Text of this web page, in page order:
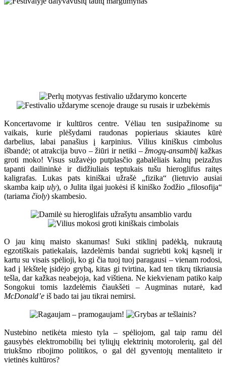
Koncertavome ir kultūros centre. Vėliau ten susipažinome su
vaikais, kurie plėšydami raudonas popieriaus skiautes kūrė
darbelius, labai panašius į karpinius. Vilius kiniškus cimbolus
išbandė; ot atrakcija buvo – žiūri ir netiki –žmogų-ansamblįkažkas
groti moko! Visus sužavėjo putplasčio gabalėliais kalnų peizažus
tapanti dailininkė ir didžiuliais teptukais tušu hieroglifus raitęs
kaligrafas. Lukas pats kiniškai užrašė „fizika“ (lietuvio ausiai
skamba kaip uly), o Julita ilgai juokėsi iš kiniško žodžio „filosofija“
(tariama čioly) skambesio.
O jau kinų maisto skanumas! Suki stiklinį padėklą, nukrautą
egzotiškais patiekalais, lazdelėmis bandai sugriebti kokį kąsnelį ir
kartu su visais spėlioji, ko gi čia tuoj tuoj paragausi – vienam rodosi,
kad į lėkštelę įsidėjo grybą, kitas gi tvirtina, kad ten tikrų tikriausia
tešla, dar kažkas neabejoja, kad vištiena. Ne kiekvienam patiko kaip
Songokui tomis lazdelėmis čiaukšėti – Augminas nutarė, kad
McDonald’e iš bado tai jau tikrai nemirsi.
Nustebino netikėta miesto tyla – spėliojom, gal taip ramu dėl
gausybės elektromobilių bei tyliųjų elektrinių motorolerių, gal dėl
triukšmo ribojimo politikos, o gal dėl gyventojų mentaliteto ir
vietinės kultūros?